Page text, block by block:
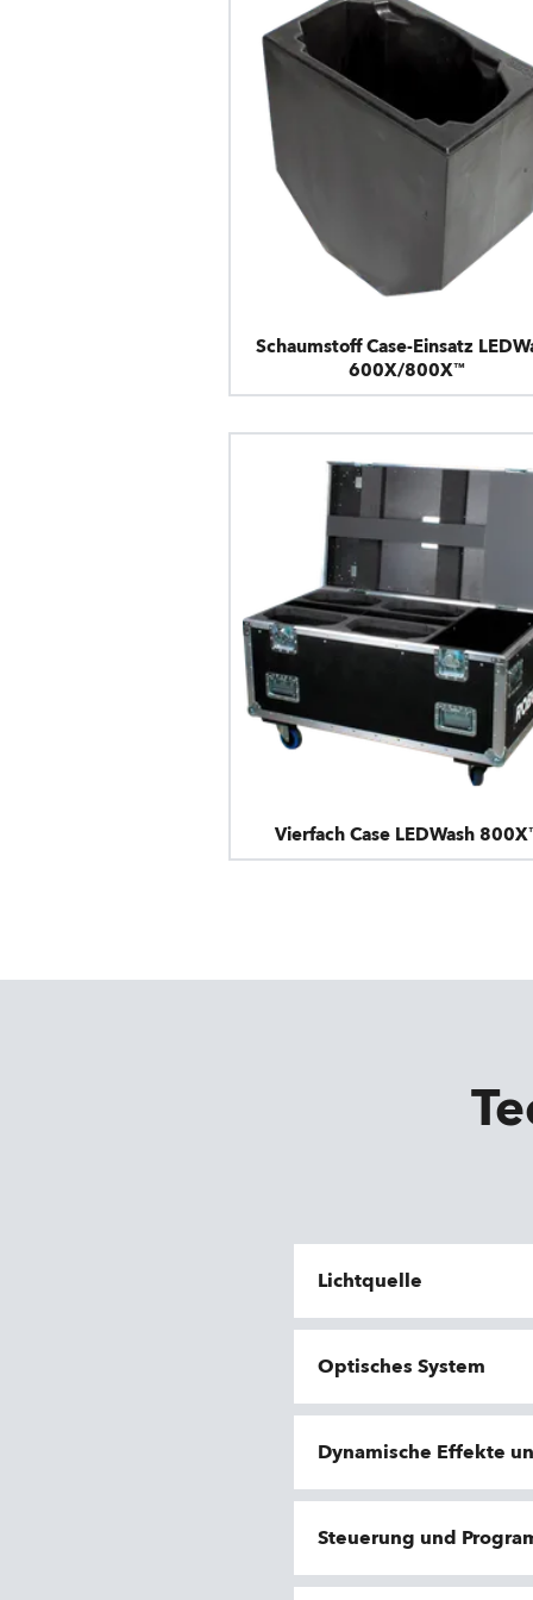
Schaumstoff Case-Einsatz
600X/800X™
Vierfach Case LEDWash
Lichtquelle
Optisches System
Dynamische Effekte
Steuerung und